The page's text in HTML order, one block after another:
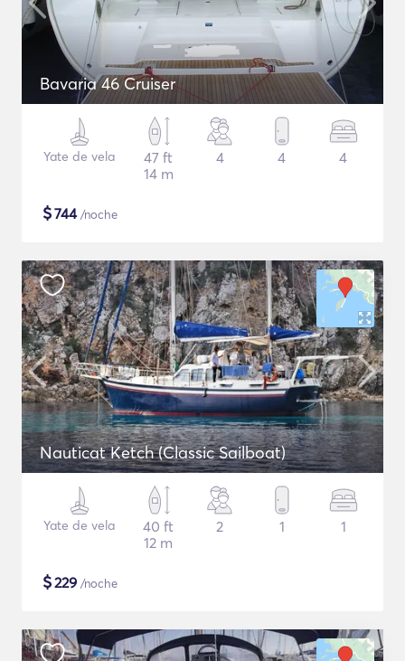
Bavaria 46 Cruiser
Yate de vela
47 ft
14 m
4 4 4
$744/noche
Nauticat Ketch (Classic Sailboat)
Yate de vela
40 ft
12 m
2 1 1
$229 /noche